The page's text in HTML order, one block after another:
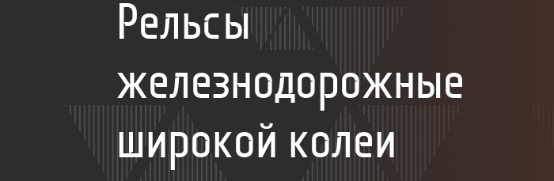
Рельсы
железнодорожные
широкой колеи